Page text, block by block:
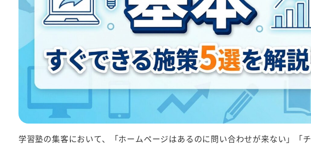
学習塾の集客において、「ホームページはあるのに問い合わせが来ない」「